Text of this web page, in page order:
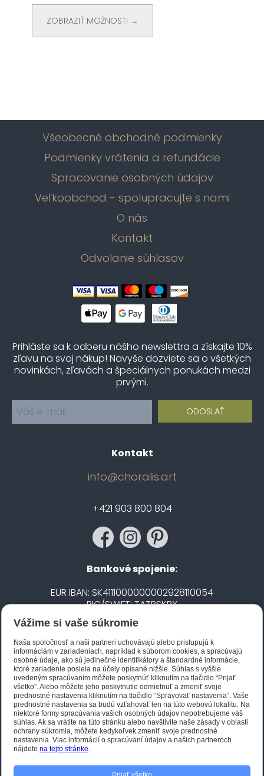
ZOBRAZIŤ MOŽNOSTI →
Všeobecné obchodné podmienky
Podmienky vrátenia a refundácie
Spracovanie osobných údajov
Veľkoobchod - spolupracujte s nami
O nás
Kontakt
Odvolanie súhlasov
Prihláste sa k odberu nášho newslettra a získajte 10%
zľavu na svoj nákup! Navyše dozviete sa o všetkých
novinkách, zľavách a špeciálnych ponukách medzi
prvými.
Kontakt
info@choralis.art
+421 903 800 804
Bankové spojenie:
EUR IBAN: SK4111000000002928110054
BIC/SWIFT: TATRSKBX
CZK IBAN: CZ5020100000002101752606
BIC/SWIFT: FIOBCZPPXXX
Biano STAR
Vážime si vaše súkromie
Naša spoločnosť a naši partneri uchovávajú alebo pristupujú k
informáciám v zariadeniach, napríklad k súborom cookies, a spracúvajú
osobné údaje, ako sú jedinečné identifikátory a štandardné informácie,
ktoré zariadenie posiela na účely opísané nižšie. Súhlas s vyššie
uvedeným spracúvaním môžete poskytnúť kliknutím na tlačidlo “Prijať
všetko”. Alebo môžete jeho poskytnutie odmietnuť a zmeniť svoje
prednostné nastavenia kliknutím na tlačidlo “Spravovať nastavenia”. Vaše
prednostné nastavenia sa budú vzťahovať len na túto webovú lokalitu. Na
niektoré formy spracúvania vašich osobných údajov nepotrebujeme váš
súhlas. Ak sa vrátite na túto stránku alebo navštívite naše zásady v oblasti
ochrany súkromia, môžete kedykoľvek zmeniť svoje prednostné
nastavenia. Viac informácií o spracúvaní údajov a našich partneroch
nájdete na tejto stránke.